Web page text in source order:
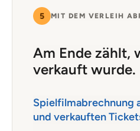
5 MIT DEM VERLEIH
Am Ende zählt,
verkauft wurde.
Spielfilmabrechnung
und verkauften